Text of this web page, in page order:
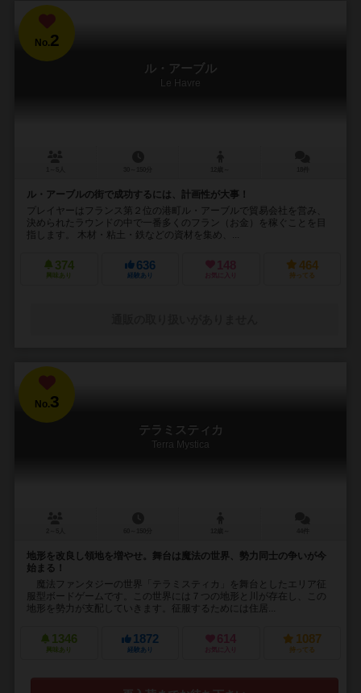
No.2
ル・アーブル
Le Havre
ル・アーブルの街で成功するには、計画性が大事！
プレイヤーはフランス第２位の港町ル・アーブルで貿易会社を営み、
決められたラウンドの中で一番多くのフラン（お金）を稼ぐことを目
指します。 木材・粘土・鉄などの資材を集め、...
374
興味あり
636
経験あり
148
お気に入り
464
持ってる
No.3
テラミスティカ
Terra Mystica
地形を改良し領地を増やせ。舞台は魔法の世界、勢力同士の争いが今
始まる！
魔法ファンタジーの世界「テラミスティカ」を舞台としたエリア征
服型ボードゲームです。この世界には７つの地形と川が存在し、この
地形を勢力が支配していきます。征服するためには住居...
1346
興味あり
1872
経験あり
614
お気に入り
1087
持ってる